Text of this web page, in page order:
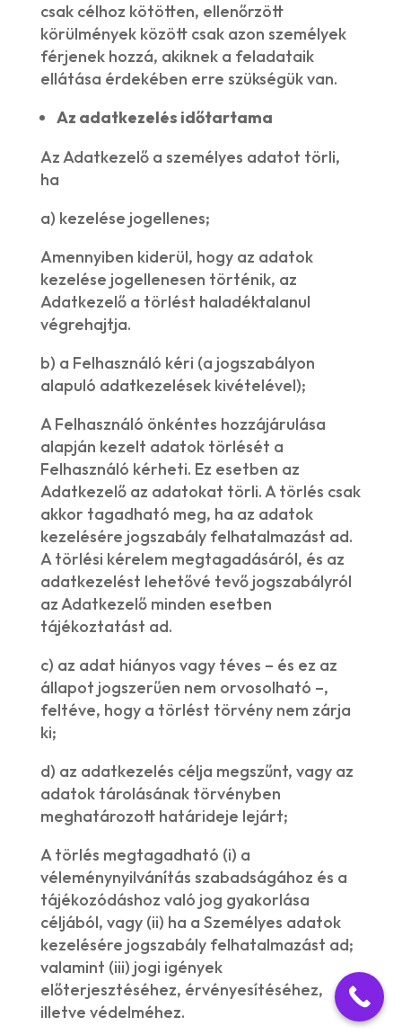
csak célhoz kötötten, ellenőrzött
körülmények között csak azon személyek
férjenek hozzá, akiknek a feladataik
ellátása érdekében erre szükségük van.
Az adatkezelés időtartama
Az Adatkezelő a személyes adatot törli,
ha
a) kezelése jogellenes;
Amennyiben kiderül, hogy az adatok
kezelése jogellenesen történik, az
Adatkezelő a törlést haladéktalanul
végrehajtja.
b) a Felhasználó kéri (a jogszabályon
alapuló adatkezelések kivételével);
A Felhasználó önkéntes hozzájárulása
alapján kezelt adatok törlését a
Felhasználó kérheti. Ez esetben az
Adatkezelő az adatokat törli. A törlés csak
akkor tagadható meg, ha az adatok
kezelésére jogszabály felhatalmazást ad.
A törlési kérelem megtagadásáról, és az
adatkezelést lehetővé tevő jogszabályról
az Adatkezelő minden esetben
tájékoztatást ad.
c) az adat hiányos vagy téves – és ez az
állapot jogszerűen nem orvosolható –,
feltéve, hogy a törlést törvény nem zárja
ki;
d) az adatkezelés célja megszűnt, vagy az
adatok tárolásának törvényben
meghatározott határideje lejárt;
A törlés megtagadható (i) a
véleménynyilvánítás szabadságához és a
tájékozódáshoz való jog gyakorlása
céljából, vagy (ii) ha a Személyes adatok
kezelésére jogszabály felhatalmazást ad;
valamint (iii) jogi igények
előterjesztéséhez, érvényesítéséhez,
illetve védelméhez.